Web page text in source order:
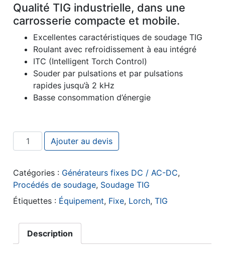
Qualité TIG industrielle, dans une
carrosserie compacte et mobile.
Excellentes caractéristiques de soudage TIG
Roulant avec refroidissement à eau intégré
ITC (Intelligent Torch Control)
Souder par pulsations et par pulsations
rapides jusqu’à 2 kHz
Basse consommation d’énergie
quantité de Lorch T-Pro 300
Ajouter au devis
Catégories : Générateurs fixes DC / AC-DC,
Procédés de soudage, Soudage TIG
Étiquettes : Équipement, Fixe, Lorch,TIG
Description